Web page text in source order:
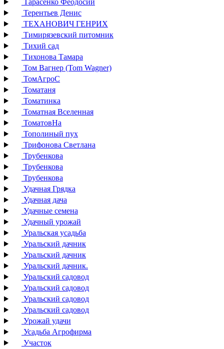
Тарасенко Феодосий
Терентьев Денис
ТЕХАНОВИЧ ГЕНРИХ
Тимирязевский питомник
Тихий сад
Тихонова Тамара
Том Вагнер (Tom Wagner)
ТомАгроС
Томатаня
Томатинка
Томатная Вселенная
ТоматовНа
Тополиный пух
Трифонова Светлана
Трубенкова
Трубенкова
Трубенкова
Удачная Грядка
Удачная дача
Удачные семена
Удачный урожай
Уральская усадьба
Уральский дачник
Уральский дачник
Уральский дачник.
Уральский садовод
Уральский садовод
Уральский садовод
Уральский садовод
Урожай удачи
Усадьба Агрофирма
Участок